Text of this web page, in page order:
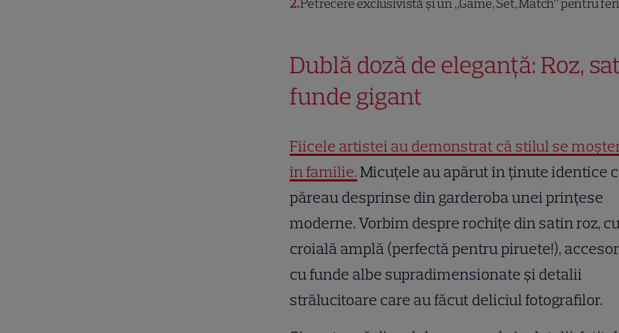
2Petrecere exclusivistă și un „Game, Set, Match” pentru
Dublă doză de eleganță: Roz,
funde gigant
Fiicele artistei au demonstrat că stilul se
în familie.Micuțele au apărut în ținute identice
păreau desprinse din garderoba unei prințese
moderne. Vorbim despre rochițe din satin roz,
croială amplă (perfectă pentru piruete!),
cu funde albe supradimensionate și detalii
strălucitoare care au făcut deliciul fotografilor.